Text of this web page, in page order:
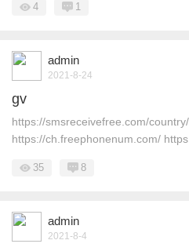
4 1
admin
2021-8-24
gv
https://smsreceivefree.com/
https://ch.freephonenum.com/
35 8
admin
2021-8-4